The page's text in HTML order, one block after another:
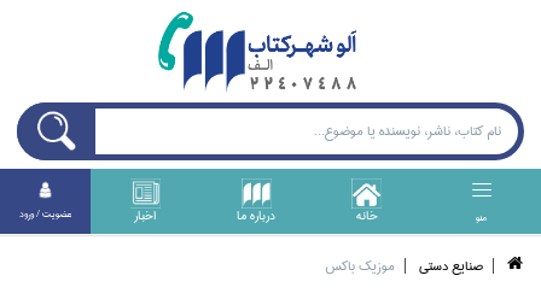
منو خانه درباره ما اخبار عضويت / ورود
صنايع دستي موزيك باكس